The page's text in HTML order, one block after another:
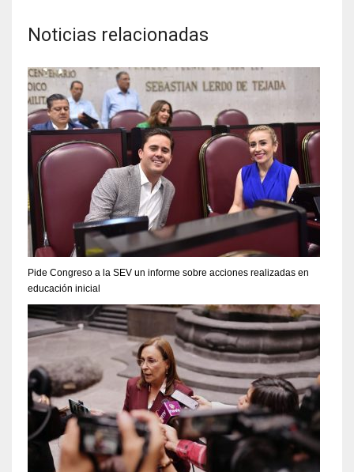
Noticias relacionadas
Pide Congreso a la SEV un informe sobre acciones realizadas en
educación inicial